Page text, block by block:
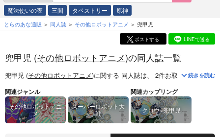
魔法使いの夜 三間 タペストリー 原神
とらのあな通販 同人誌 その他ロボットアニメ 兜甲児
ポストする LINEで送る
兜甲児 (その他ロボットアニメ)の同人誌一覧
兜甲児 (その他ロボットアニメ)に関する 同人誌は、 2件お取り扱いがござ
続きを読む
関連ジャンル
その他ロボットアニ
メ
スーパーロボット大
戦
関連カップリング
クロウ×兜甲児